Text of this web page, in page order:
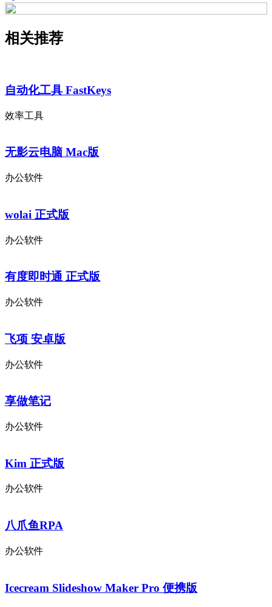
相关推荐
自动化工具 FastKeys
效率工具
无影云电脑 Mac版
办公软件
wolai 正式版
办公软件
有度即时通 正式版
办公软件
飞项 安卓版
办公软件
享做笔记
办公软件
Kim 正式版
办公软件
八爪鱼RPA
办公软件
Icecream Slideshow Maker Pro 便携版